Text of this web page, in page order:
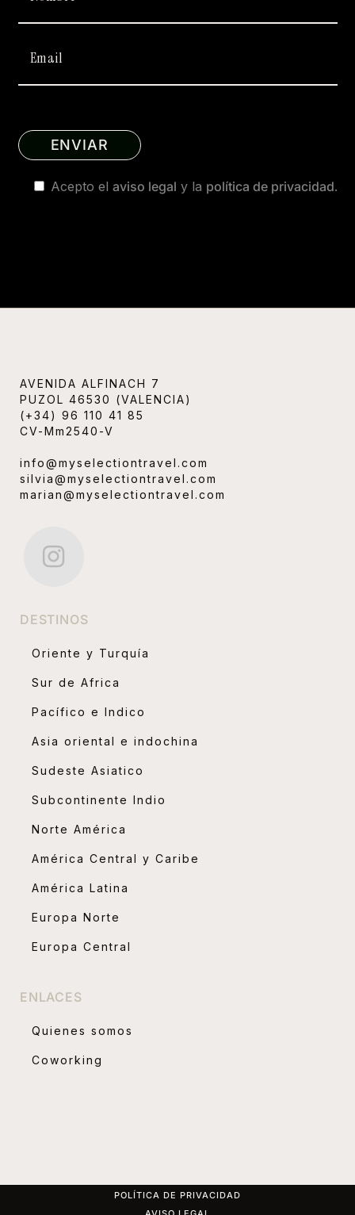
Acepto el aviso legal y la política de privacidad.
AVENIDA ALFINACH 7
PUZOL 46530 (VALENCIA)
(+34) 96 110 41 85
CV-Mm2540-V
info@myselectiontravel.com
silvia@myselectiontravel.com
marian@myselectiontravel.com
DESTINOS
Oriente y Turquía
Sur de Africa
Pacífico e Indico
Asia oriental e indochina
Sudeste Asiatico
Subcontinente Indio
Norte América
América Central y Caribe
América Latina
Europa Norte
Europa Central
ENLACES
Quienes somos
Coworking
POLÍTICA DE PRIVACIDAD